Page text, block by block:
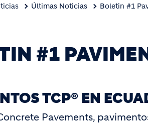
Últimas Noticias Boletin #1
#1
TCP® EN
Pavements,